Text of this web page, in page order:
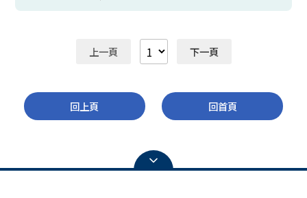
上一頁 下一頁
回上頁 回首頁